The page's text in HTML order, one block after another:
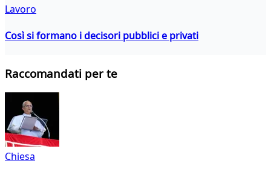
Lavoro
Così si formano i decisori pubblici e privati
Raccomandati per te
Chiesa